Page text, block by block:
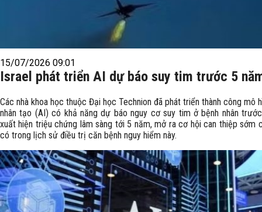
15/07/2026 09:01
Israel phát triển AI dự báo suy tim trước 5
Các nhà khoa học thuộc Đại học Technion đã phát triển thành công mô
nhân tạo (AI) có khả năng dự báo nguy cơ suy tim ở bệnh nhân
xuất hiện triệu chứng lâm sàng tới 5 năm, mở ra cơ hội can thiệp sớm
có trong lịch sử điều trị căn bệnh nguy hiểm này.